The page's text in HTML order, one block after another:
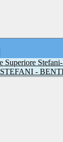
STEFANI -